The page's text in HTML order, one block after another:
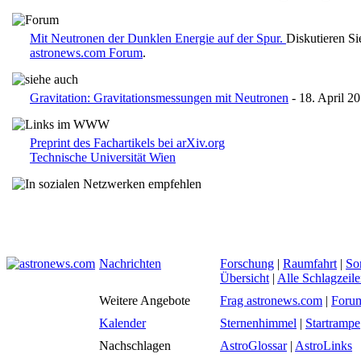
Mit Neutronen der Dunklen Energie auf der Spur. Diskutieren
astronews.com Forum.
Gravitation: Gravitationsmessungen mit Neutronen - 18. April
Preprint des Fachartikels bei arXiv.org
Technische Universität Wien
Nachrichten Forschung | Raumfahrt |
Übersicht | Alle
Weitere Angebote
Frag astronews.com |
Kalender
Sternenhimmel | Startrampe
Nachschlagen
AstroGlossar| AstroLinks